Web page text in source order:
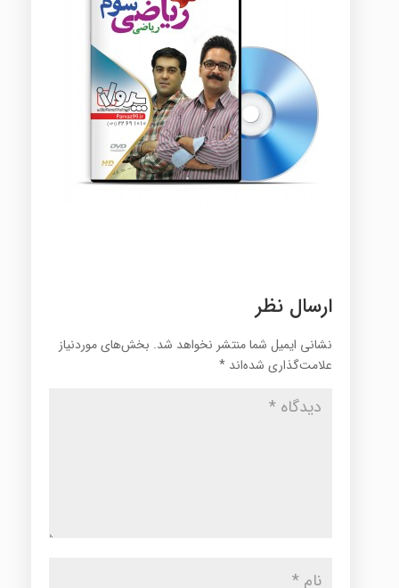
ارسال نظر
نشانی ایمیل شما منتشر نخواهد شد. بخش‌های موردنیاز
علامت‌گذاری شده‌اند *